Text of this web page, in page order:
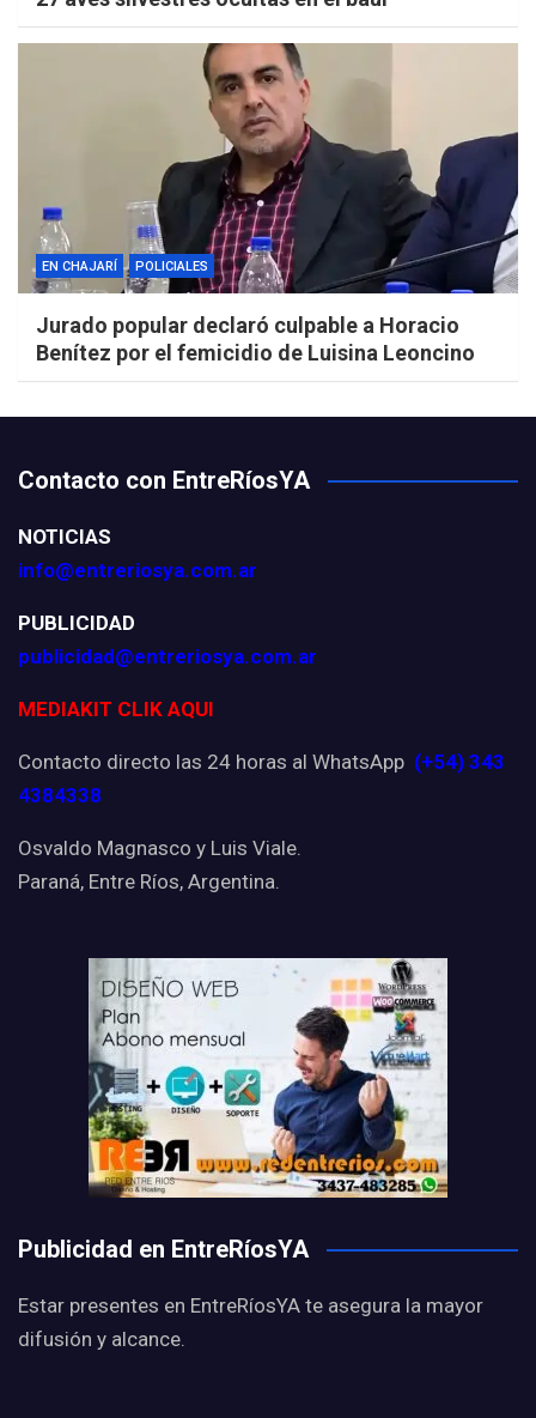
EN CHAJARÍ POLICIALES
Jurado popular declaró culpable a Horacio
Benítez por el femicidio de Luisina Leoncino
Contacto con EntreRíosYA
NOTICIAS
info@entreriosya.com.ar
PUBLICIDAD
publicidad@entreriosya.com.ar
MEDIAKIT CLIK AQUI
Contacto directo las 24 horas al WhatsApp (+54) 343
4384338
Osvaldo Magnasco y Luis Viale.
Paraná, Entre Ríos, Argentina.
Publicidad en EntreRíosYA
Estar presentes en EntreRíosYA te asegura la mayor
difusión y alcance.